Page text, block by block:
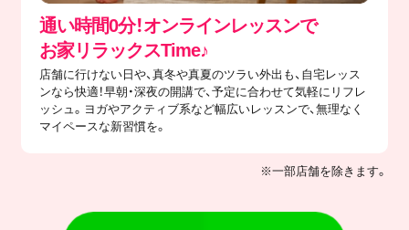
通い時間0分！オンラインレッスンで
​お家リラックスTime♪
店舗に行けない日や、真冬や真夏のツラい外出も、自宅レッス
ンなら快適！早朝・深夜の開講で、予定に合わせて気軽にリフレ
ッシュ。ヨガやアクティブ系など幅広いレッスンで、無理なく
マイペースな新習慣を。
※一部店舗を除きます。